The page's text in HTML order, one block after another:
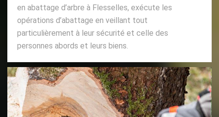
en abattage d’arbre à Flesselles, exécute les
opérations d’abattage en veillant tout
particulièrement à leur sécurité et celle des
personnes abords et leurs biens.